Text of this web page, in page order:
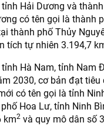
Hải Dương và
có tên gọi là thành
thành phố Thủy
tích tự nhiên 3.194,7
Hà Nam, tỉnh Nam
2030, cơ bản đạt
có tên gọi là tỉnh
Hoa Lư, tỉnh Ninh
km2và quy mô dân số